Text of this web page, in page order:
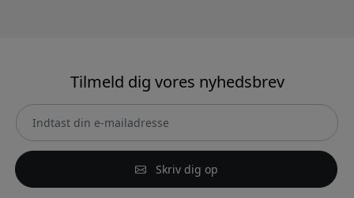
Tilmeld dig vores nyhedsbrev
Skriv dig op